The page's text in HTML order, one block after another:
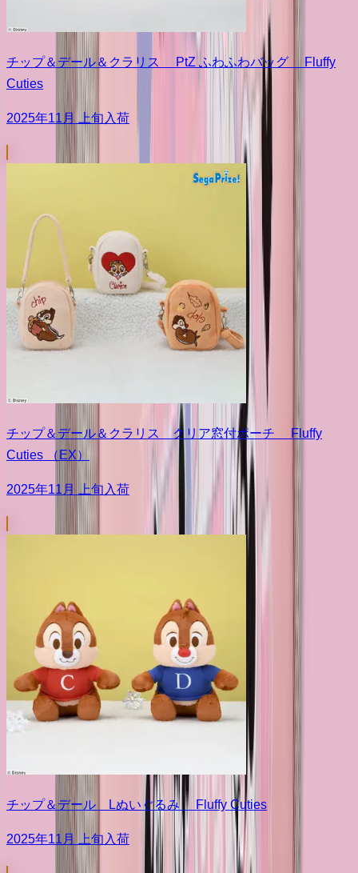
チップ＆デール＆クラリス PtZ ふわふわバッグ Fluffy
Cuties
2025年11月 上旬入荷
チップ＆デール＆クラリス クリア窓付ポーチ Fluffy
Cuties （EX）
2025年11月 上旬入荷
チップ＆デール Lぬいぐるみ Fluffy Cuties
2025年11月 上旬入荷